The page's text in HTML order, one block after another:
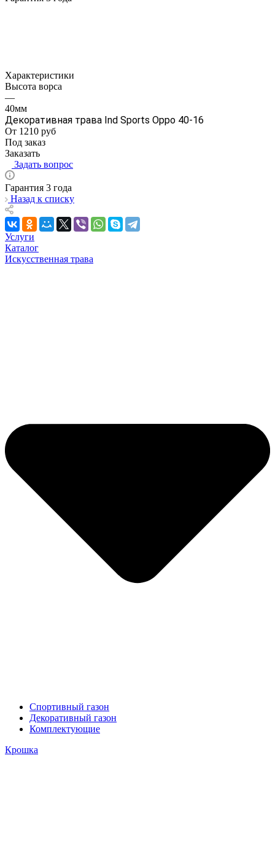
Характеристики
Высота ворса
—
40мм
Декоративная трава Ind Sports Oppo 40-16
От 1210 руб
Под заказ
Заказать
Задать вопрос
Гарантия 3 года
Назад к списку
Услуги
Каталог
Искусственная трава
Спортивный газон
Декоративный газон
Комплектующие
Крошка